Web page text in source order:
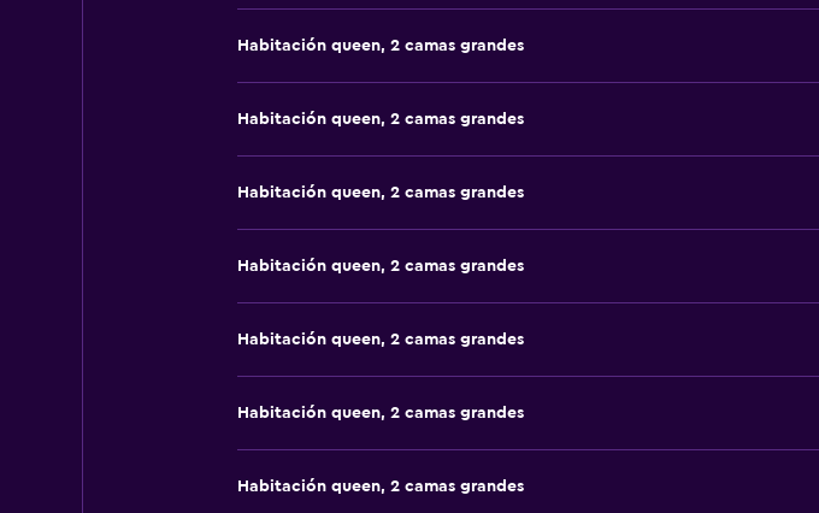
Habitación queen, 2 camas grandes
Habitación queen, 2 camas grandes
Habitación queen, 2 camas grandes
Habitación queen, 2 camas grandes
Habitación queen, 2 camas grandes
Habitación queen, 2 camas grandes
Habitación queen, 2 camas grandes